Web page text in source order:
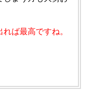
ば最高ですね。